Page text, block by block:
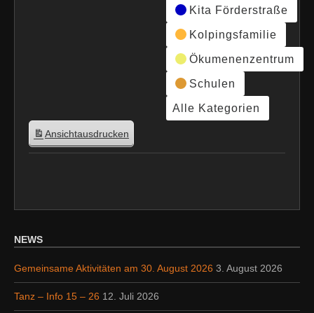
Kita Förderstraße
Kolpingsfamilie
Ökumenenzentrum
Schulen
Alle Kategorien
Ansichtausdrucken
NEWS
Gemeinsame Aktivitäten am 30. August 2026 3. August 2026
Tanz – Info 15 – 26 12. Juli 2026